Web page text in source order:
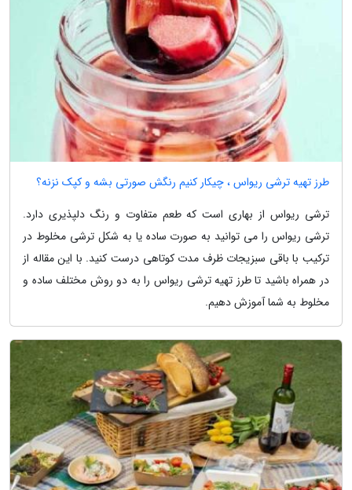
طرز تهیه ترشی ریواس ، چیکار کنیم رنگش صورتی بشه و کپک نزنه؟
ترشی ریواس از بهاری است که طعم متفاوت و رنگ دلپذیری دارد.
ترشی ریواس را می توانید به صورت ساده یا به شکل ترشی مخلوط در
ترکیب با باقی سبزیجات ظرف مدت کوتاهی درست کنید. با این مقاله از
در همراه باشید تا طرز تهیه ترشی ریواس را به دو روش مختلف ساده و
مخلوط به شما آموزش دهیم.